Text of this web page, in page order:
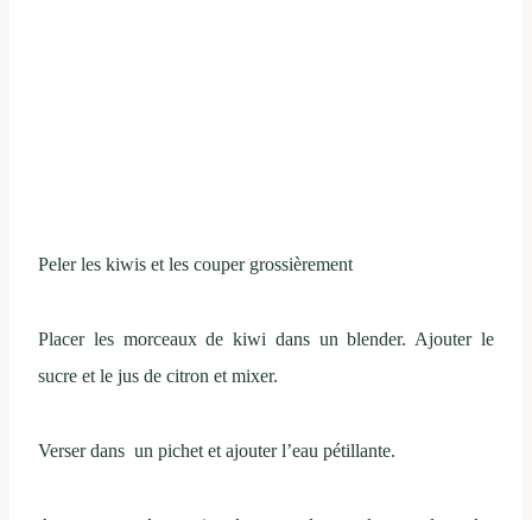
Peler les kiwis et les couper grossièrement
Placer les morceaux de kiwi dans un blender. Ajouter le
sucre et le jus de citron et mixer.
Verser dans un pichet et ajouter l’eau pétillante.